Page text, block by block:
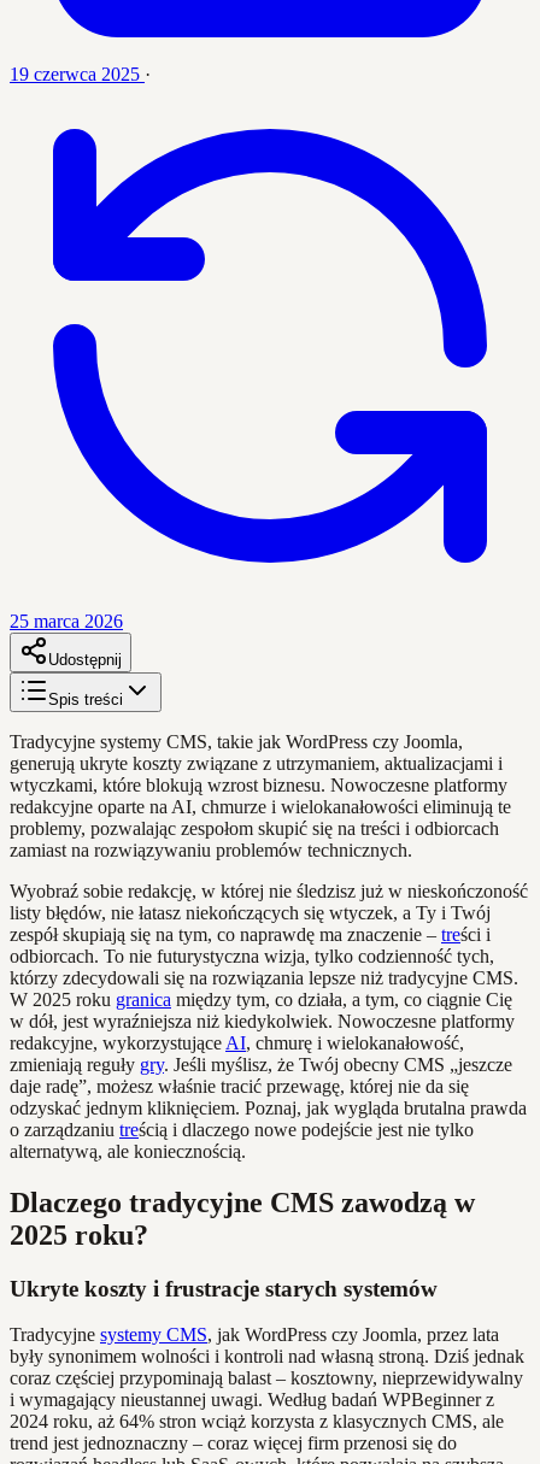
19 czerwca 2025 ·
25 marca 2026
Udostępnij
Spis treści
Tradycyjne systemy CMS, takie jak WordPress czy Joomla,
generują ukryte koszty związane z utrzymaniem, aktualizacjami i
wtyczkami, które blokują wzrost biznesu. Nowoczesne platformy
redakcyjne oparte na AI, chmurze i wielokanałowości eliminują te
problemy, pozwalając zespołom skupić się na treści i odbiorcach
zamiast na rozwiązywaniu problemów technicznych.
Wyobraź sobie redakcję, w której nie śledzisz już w nieskończoność
listy błędów, nie łatasz niekończących się wtyczek, a Ty i Twój
zespół skupiają się na tym, co naprawdę ma znaczenie – treści i
odbiorcach. To nie futurystyczna wizja, tylko codzienność tych,
którzy zdecydowali się na rozwiązania lepsze niż tradycyjne CMS.
W 2025 roku granica między tym, co działa, a tym, co ciągnie Cię
w dół, jest wyraźniejsza niż kiedykolwiek. Nowoczesne platformy
redakcyjne, wykorzystujące AI, chmurę i wielokanałowość,
zmieniają reguły gry. Jeśli myślisz, że Twój obecny CMS „jeszcze
daje radę”, możesz właśnie tracić przewagę, której nie da się
odzyskać jednym kliknięciem. Poznaj, jak wygląda brutalna prawda
o zarządzaniu treścią i dlaczego nowe podejście jest nie tylko
alternatywą, ale koniecznością.
Dlaczego tradycyjne CMS zawodzą w
2025 roku?
Ukryte koszty i frustracje starych systemów
Tradycyjne systemy CMS, jak WordPress czy Joomla, przez lata
były synonimem wolności i kontroli nad własną stroną. Dziś jednak
coraz częściej przypominają balast – kosztowny, nieprzewidywalny
i wymagający nieustannej uwagi. Według badań WPBeginner z
2024 roku, aż 64% stron wciąż korzysta z klasycznych CMS, ale
trend jest jednoznaczny – coraz więcej firm przenosi się do